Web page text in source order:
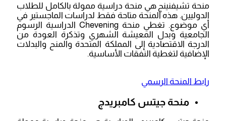
منحة تشيفنينج هي منحة دراسية ممولة بالكامل للطلاب
الدوليين. هذه المنحة متاحة فقط لدراسات الماجستير في
أي موضوع. تغطي منحة Chevening الدراسية الرسوم
الجامعية وبدل المعيشة الشهري وتذكرة العودة من
الدرجة الاقتصادية إلى المملكة المتحدة والمنح والبدلات
الإضافية لتغطية النفقات الأساسية.
رابط المنحة الرسمي
منحة جيتس كامبريدج